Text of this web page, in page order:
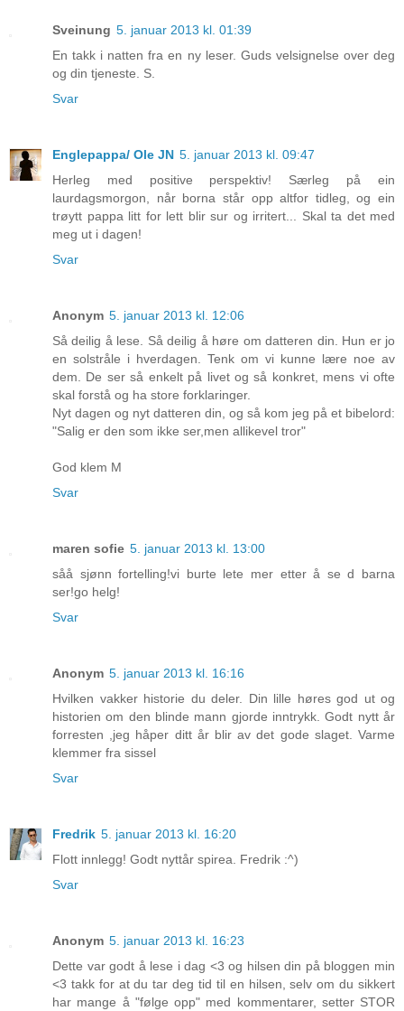
Sveinung 5. januar 2013 kl. 01:39
En takk i natten fra en ny leser. Guds velsignelse over deg
og din tjeneste. S.
Svar
Englepappa/ Ole JN 5. januar 2013 kl. 09:47
Herleg med positive perspektiv! Særleg på ein
laurdagsmorgon, når borna står opp altfor tidleg, og ein
trøytt pappa litt for lett blir sur og irritert... Skal ta det med
meg ut i dagen!
Svar
Anonym 5. januar 2013 kl. 12:06
Så deilig å lese. Så deilig å høre om datteren din. Hun er jo
en solstråle i hverdagen. Tenk om vi kunne lære noe av
dem. De ser så enkelt på livet og så konkret, mens vi ofte
skal forstå og ha store forklaringer.
Nyt dagen og nyt datteren din, og så kom jeg på et bibelord:
"Salig er den som ikke ser,men allikevel tror"
God klem M
Svar
maren sofie 5. januar 2013 kl. 13:00
såå sjønn fortelling!vi burte lete mer etter å se d barna
ser!go helg!
Svar
Anonym 5. januar 2013 kl. 16:16
Hvilken vakker historie du deler. Din lille høres god ut og
historien om den blinde mann gjorde inntrykk. Godt nytt år
forresten ,jeg håper ditt år blir av det gode slaget. Varme
klemmer fra sissel
Svar
Fredrik 5. januar 2013 kl. 16:20
Flott innlegg! Godt nyttår spirea. Fredrik :^)
Svar
Anonym 5. januar 2013 kl. 16:23
Dette var godt å lese i dag <3 og hilsen din på bloggen min
<3 takk for at du tar deg tid til en hilsen, selv om du sikkert
har mange å "følge opp" med kommentarer, setter STOR